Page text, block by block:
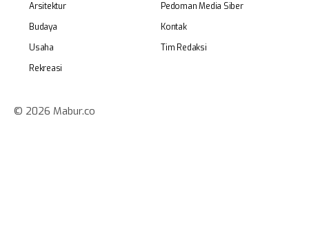
Arsitektur
Budaya
Usaha
Rekreasi
Pedoman Media Siber
Kontak
Tim Redaksi
© 2026 Mabur.co